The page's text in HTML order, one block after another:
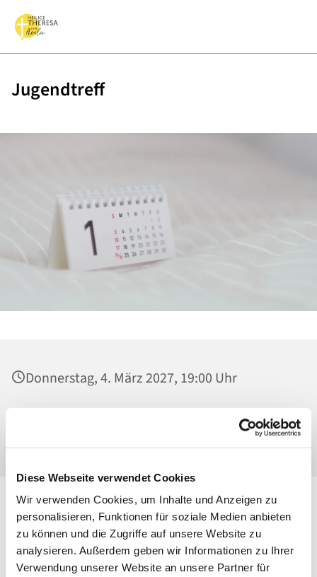
Diese Webseite verwendet Cookies
Wir verwenden Cookies, um Inhalte und Anzeigen zu
personalisieren, Funktionen für soziale Medien anbieten
zu können und die Zugriffe auf unsere Website zu
analysieren. Außerdem geben wir Informationen zu Ihrer
Verwendung unserer Website an unsere Partner für
Jugendtreff
Donnerstag, 4. März 2027, 19:00 Uhr
St. Josef - Berlin Weißensee, Jugendkeller,